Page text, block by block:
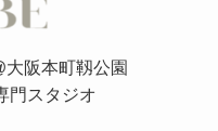
大阪本町靱公園
門スタジオ